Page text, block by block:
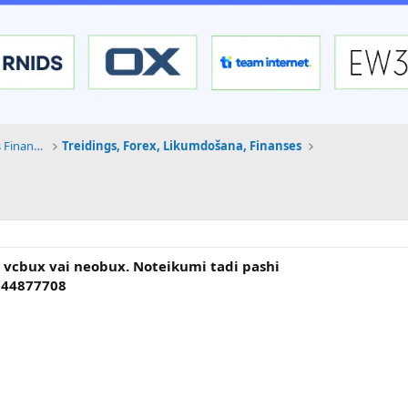
Tehnoloģijas, Kriptovalūtas un Nākotnes Finanses Treidings, Forex, Likumdošana, Finanses
vai neobux. Noteikumi tadi pashi